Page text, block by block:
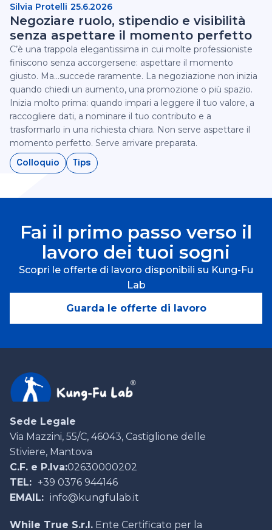
Silvia Protelli 25.6.2026
Negoziare ruolo, stipendio e visibilità
senza aspettare il momento perfetto
C’è una trappola elegantissima in cui molte professioniste
finiscono senza accorgersene: aspettare il momento
giusto. Ma...succede raramente.‍ La negoziazione non inizia
quando chiedi un aumento, una promozione o più spazio.
Inizia molto prima: quando impari a leggere il tuo valore, a
raccogliere dati, a nominare il tuo contributo e a
trasformarlo in una richiesta chiara.‍ Non serve aspettare il
momento perfetto. Serve arrivare preparata.‍
Colloquio Tips
Fai il primo passo verso il
lavoro dei tuoi sogni
Scopri le offerte di lavoro disponibili su Kung-Fu
Lab
Guarda le offerte di lavoro
Sede Legale
Via Mazzini, 55/C, 46043, Castiglione delle
Stiviere, Mantova
C.F. e P.Iva:02630000202
TEL: +39 0376 944146
EMAIL: info@kungfulab.it
While True S.r.l. Ente Certificato per la